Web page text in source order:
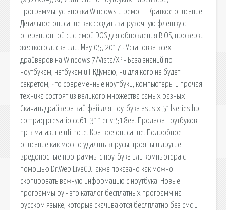
программы, установка Windows и ремонт. Краткое описание.
Детальное описание как создать загрузочную флешку с
операционной системой DOS для обновления BIOS, проверки
жесткого диска или. May 05, 2017 · Установка всех
драйверов на Windows 7/Vista/XP - База знаний по
ноутбукам, нетбукам и ПКДумаю, ни для кого не будет
секретом, что современные ноутбуки, компьютеры и прочая
техника состоят из великого множества самых разных.
Скачать драйвера вай фай для ноутбука asus x 51lseries hp
compaq presario cq61-311er vr518ea. Продажа ноутбуков
hp в магазине uti-note. Краткое описание. Подробное
описание как можно удалить вирусы, трояны и другие
вредоносные программы с ноутбука или компьютера с
помощью Dr.Web LiveCD.Также показано как можно
скопировать важную информацию с ноутбука. Новые
программы ру - это каталог бесплатных программ на
русском языке, которые скачиваются беслплатно без смс и